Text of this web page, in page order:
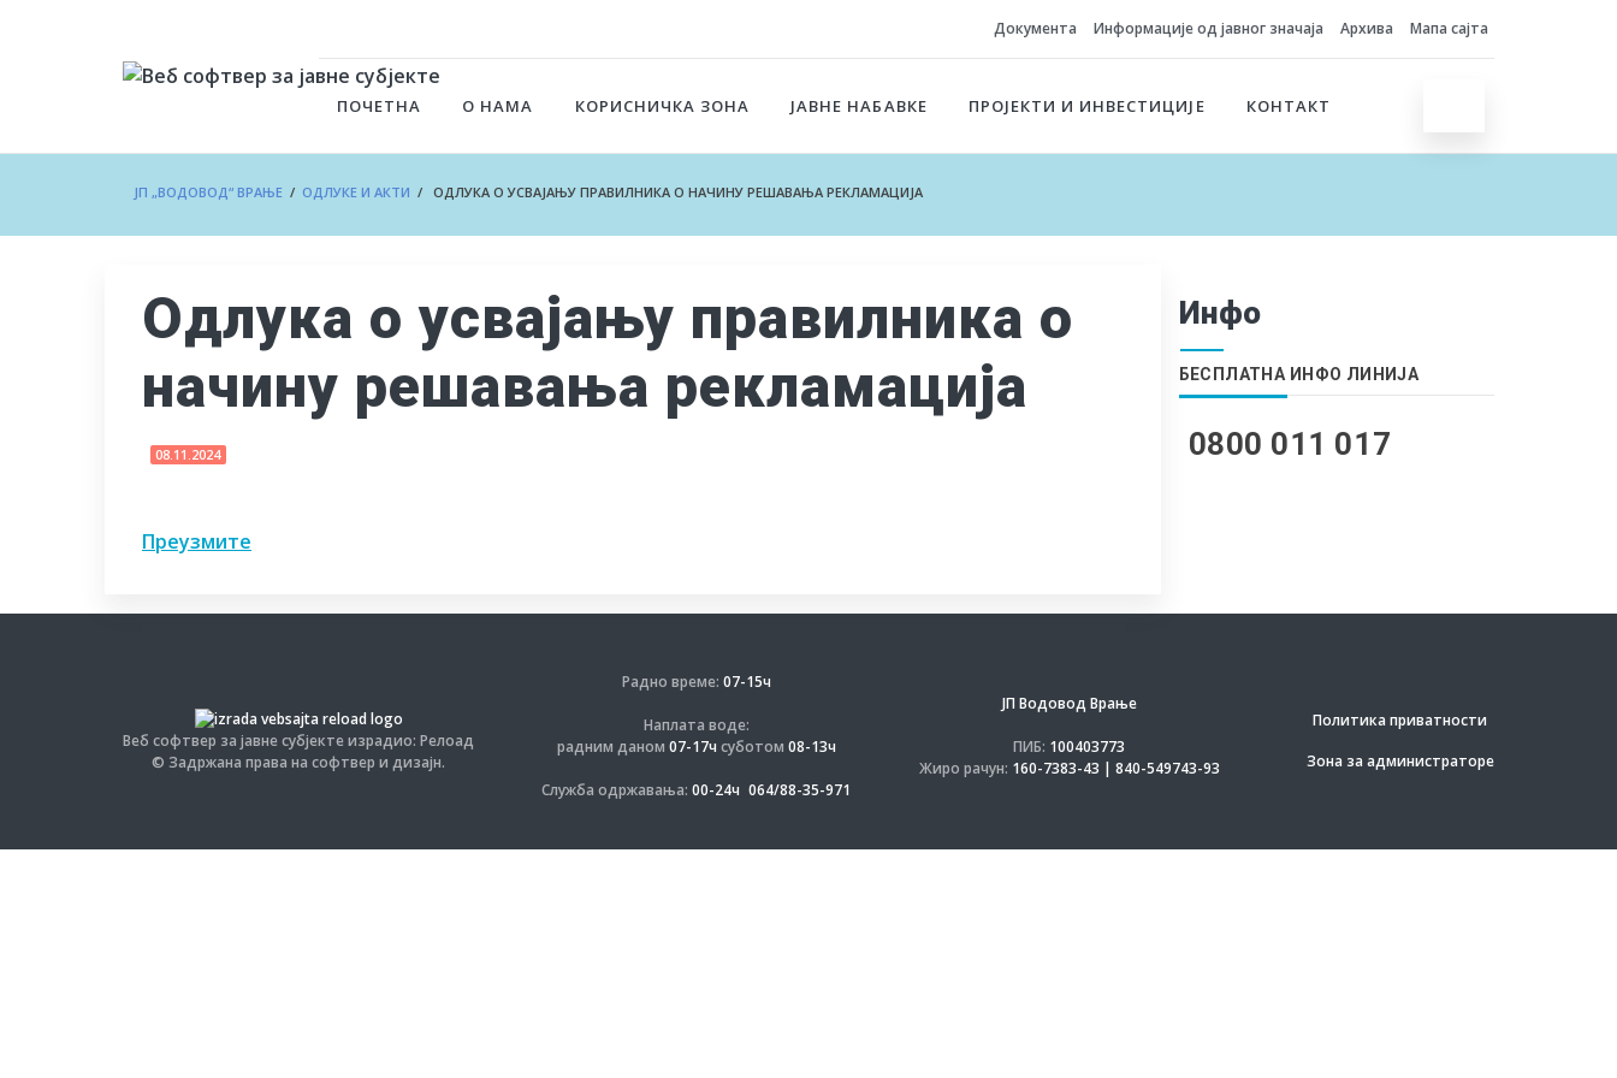
Документа Информације од јавног значаја Архива Мапа сајта
ПОЧЕТНА О НАМА КОРИСНИЧКА ЗОНА ЈАВНЕ НАБАВКЕ ПРОЈЕКТИ И ИНВЕСТИЦИЈЕ КОНТАКТ
ЈП „ВОДОВОД“ ВРАЊЕ / ОДЛУКЕ И АКТИ / ОДЛУКА О УСВАЈАЊУ ПРАВИЛНИКА О НАЧИНУ РЕШАВАЊА РЕКЛАМАЦИЈА
Одлука о усвајању правилника о
начину решавања рекламација
08.11.2024
Преузмите
Инфо
БЕСПЛАТНА ИНФО ЛИНИЈА
0800 011 017
Политика приватности
Зона за администраторе
Радно време: 07-15ч
Наплата воде:
радним даном 07-17ч суботом 08-13ч
Служба одржавања: 00-24ч 064/88-35-971
ЈП Водовод Врање
ПИБ: 100403773
Жиро рачун: 160-7383-43 | 840-549743-93
Веб софтвер за јавне субјекте израдио: Релоад
© Задржана права на софтвер и дизајн.